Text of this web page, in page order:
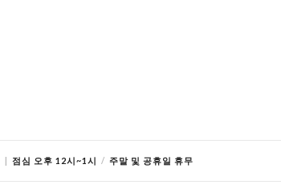
| 점심 오후 12시~1시 / 주말 및 공휴일 휴무